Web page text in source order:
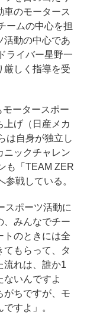
車のモータース
ームの中心を担
活動の中心であ
ライバー星野一
厳しく指導を受
ータースポー
上げ（日産メカ
は自身が独立し
ニックチャレン
も「TEAM ZER
戦している。
スポーツ活動に
、みんなでチー
トのときには全
てもらって、タ
流れは、誰か1
ないんですよ
がちですが、モ
すよ」。